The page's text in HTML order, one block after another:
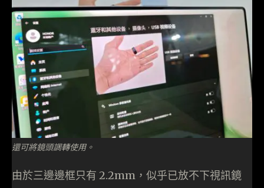
還可將鏡頭調轉使用。
由於三邊邊框只有 2.2mm，似乎已放不下視訊鏡